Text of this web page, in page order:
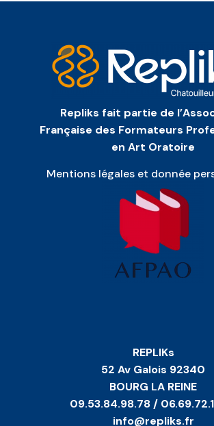
Repliks fait partie de
Française des Formateurs
en Art Oratoire
Mentions légales et donnée
REPLIKs
52 Av Galois 92340
BOURG LA REINE
09.53.84.98.78 /
info@repliks.fr